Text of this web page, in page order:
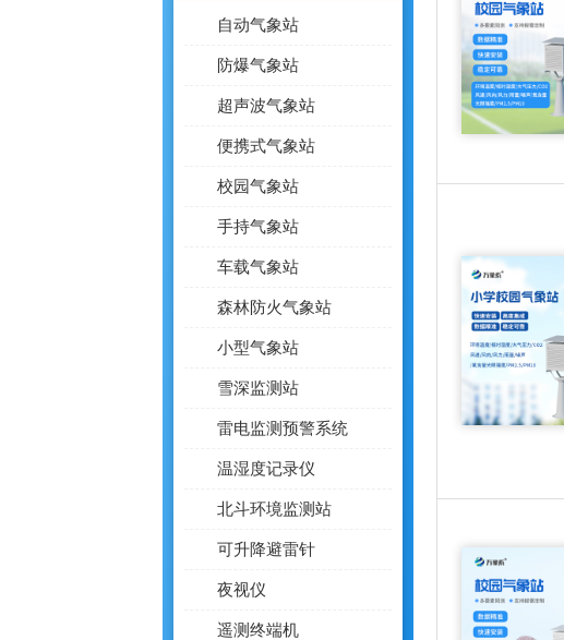
自动气象站
防爆气象站
超声波气象站
便携式气象站
校园气象站
手持气象站
车载气象站
森林防火气象站
小型气象站
雪深监测站
雷电监测预警系统
温湿度记录仪
北斗环境监测站
可升降避雷针
夜视仪
遥测终端机